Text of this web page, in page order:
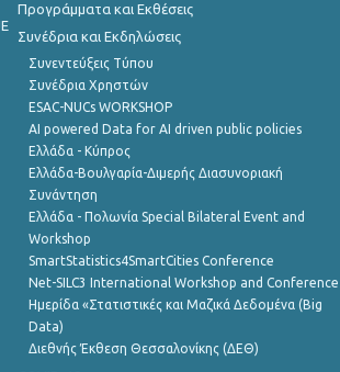
Προγράμματα και Εκθέσεις
Συνέδρια και Εκδηλώσεις
Συνεντεύξεις Τύπου
Συνέδρια Χρηστών
ESAC-NUCs WORKSHOP
AI powered Data for AI driven public policies
Ελλάδα - Κύπρος
Ελλάδα-Βουλγαρία-Διμερής Διασυνοριακή
Συνάντηση
Ελλάδα - Πολωνία Special Bilateral Event and
Workshop
SmartStatistics4SmartCities Conference
Net-SILC3 International Workshop and Conference
Ημερίδα «Στατιστικές και Μαζικά Δεδομένα (Big
Data)
Διεθνής Έκθεση Θεσσαλονίκης (ΔΕΘ)